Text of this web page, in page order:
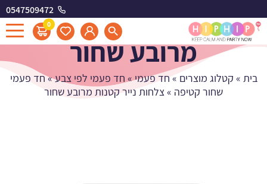
0547509472
0
צלחות נייר קטנות
מרובע שחור
בית » קטלוג מוצרים » חד פעמי» חד פעמי לפי צבע»חד פעמי
שחור קטיפה »צלחות נייר קטנות מרובע שחור